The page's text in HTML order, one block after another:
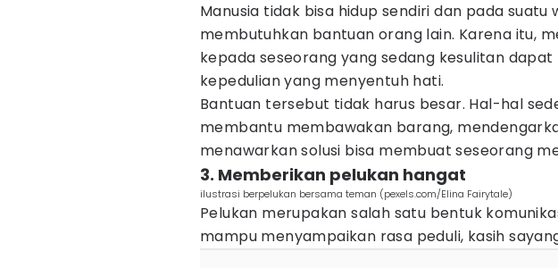
Manusia tidak bisa hidup sendiri dan pada suatu
membutuhkan bantuan orang lain. Karena itu,
kepada seseorang yang sedang kesulitan
kepedulian yang menyentuh hati.
Bantuan tersebut tidak harus besar. Hal-hal
membantu membawakan barang,
menawarkan solusi bisa membuat seseorang
3. Memberikan pelukan hangat
ilustrasi berpelukan bersama teman (pexels.com/Elina Fairytale)
Pelukan merupakan salah satu bentuk
mampu menyampaikan rasa peduli, kasih